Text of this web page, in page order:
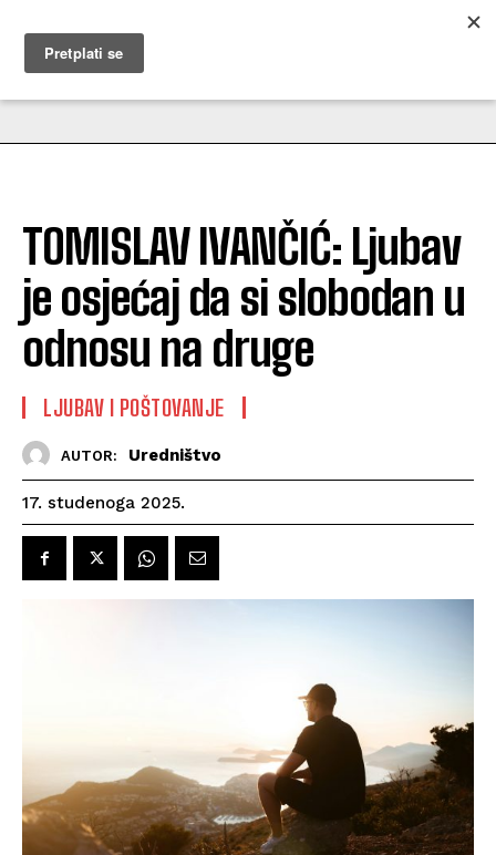
MUŽEVNI BUDITE
TOMISLAV IVANČIĆ: Ljubav
je osjećaj da si slobodan u
odnosu na druge
LJUBAV I POŠTOVANJE
AUTOR: Uredništvo
17. studenoga 2025.